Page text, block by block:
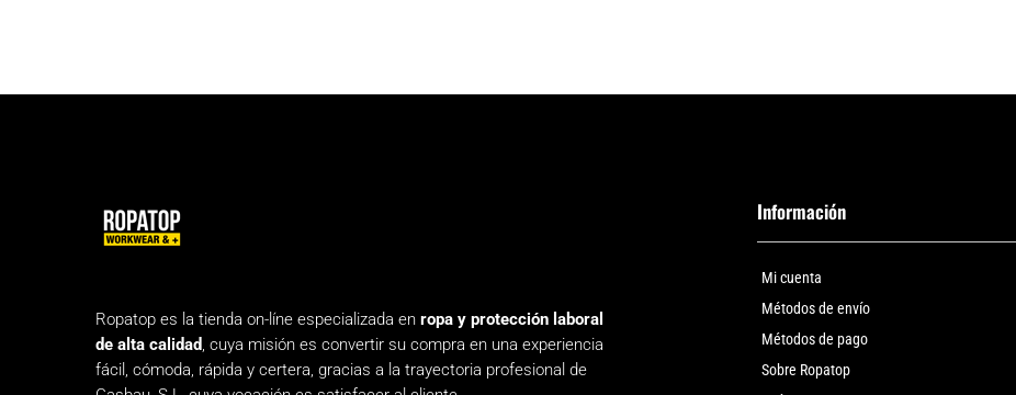
Ropatop es la tienda on-líne especializada en ropa y protección laboral
de alta calidad, cuya misión es convertir su compra en una experiencia
fácil, cómoda, rápida y certera, gracias a la trayectoria profesional de
Información
Mi cuenta
Métodos de envío
Métodos de pago
Sobre Ropatop